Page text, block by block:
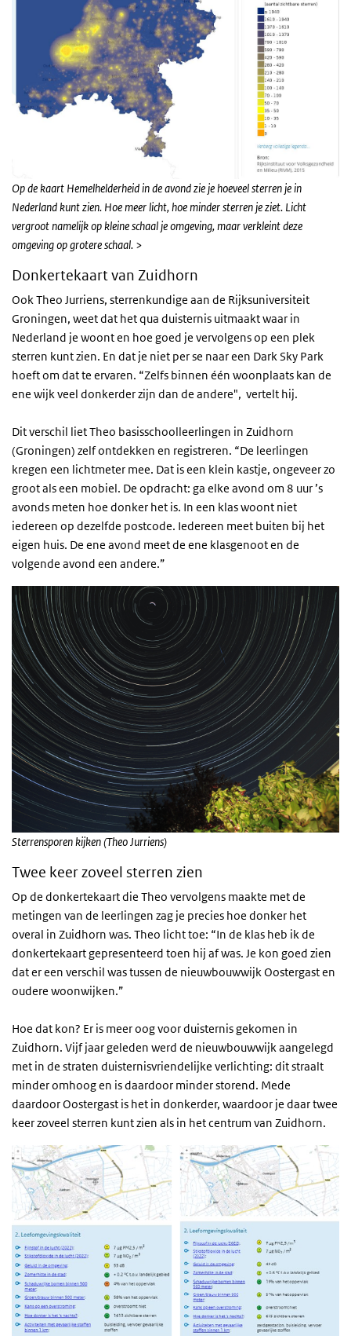
Op de kaart Hemelhelderheid in de avond zie je hoeveel sterren je in
Nederland kunt zien. Hoe meer licht, hoe minder sterren je ziet. Licht
vergroot namelijk op kleine schaal je omgeving, maar verkleint deze
omgeving op grotere schaal. >
Donkertekaart van Zuidhorn
Ook Theo Jurriens, sterrenkundige aan de Rijksuniversiteit
Groningen, weet dat het qua duisternis uitmaakt waar in
Nederland je woont en hoe goed je vervolgens op een plek
sterren kunt zien. En dat je niet per se naar een Dark Sky Park
hoeft om dat te ervaren. “Zelfs binnen één woonplaats kan de
ene wijk veel donkerder zijn dan de andere", vertelt hij.
Dit verschil liet Theo basisschoolleerlingen in Zuidhorn
(Groningen) zelf ontdekken en registreren. “De leerlingen
kregen een lichtmeter mee. Dat is een klein kastje, ongeveer zo
groot als een mobiel. De opdracht: ga elke avond om 8 uur ’s
avonds meten hoe donker het is. In een klas woont niet
iedereen op dezelfde postcode. Iedereen meet buiten bij het
eigen huis. De ene avond meet de ene klasgenoot en de
volgende avond een andere.”
Sterrensporen kijken (Theo Jurriens)
Twee keer zoveel sterren zien
Op de donkertekaart die Theo vervolgens maakte met de
metingen van de leerlingen zag je precies hoe donker het
overal in Zuidhorn was. Theo licht toe: “In de klas heb ik de
donkertekaart gepresenteerd toen hij af was. Je kon goed zien
dat er een verschil was tussen de nieuwbouwwijk Oostergast en
oudere woonwijken.”
Hoe dat kon? Er is meer oog voor duisternis gekomen in
Zuidhorn. Vijf jaar geleden werd de nieuwbouwwijk aangelegd
met in de straten duisternisvriendelijke verlichting: dit straalt
minder omhoog en is daardoor minder storend. Mede
daardoor Oostergast is het in donkerder, waardoor je daar twee
keer zoveel sterren kunt zien als in het centrum van Zuidhorn.